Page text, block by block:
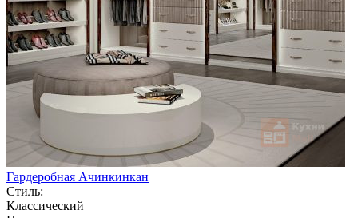
Гардеробная Ачинкинкан
Стиль:
Классический